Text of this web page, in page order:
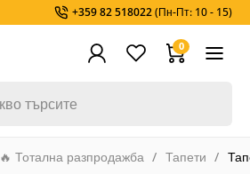
+359 82 518022(Пн-Пт: 10 - 15)
0
🔥 Тотална разпродажба Тапети